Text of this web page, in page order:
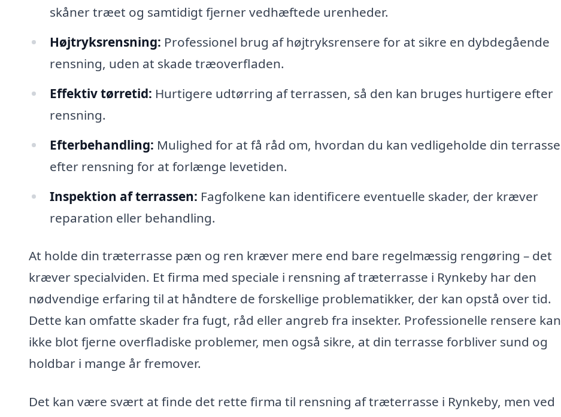
skåner træet og samtidigt fjerner vedhæftede urenheder.
Højtryksrensning: Professionel brug af højtryksrensere for at sikre en dybdegående
rensning, uden at skade træoverfladen.
Effektiv tørretid: Hurtigere udtørring af terrassen, så den kan bruges hurtigere efter
rensning.
Efterbehandling: Mulighed for at få råd om, hvordan du kan vedligeholde din terrasse
efter rensning for at forlænge levetiden.
Inspektion af terrassen: Fagfolkene kan identificere eventuelle skader, der kræver
reparation eller behandling.
At holde din træterrasse pæn og ren kræver mere end bare regelmæssig rengøring – det
kræver specialviden. Et firma med speciale i rensning af træterrasse i Rynkeby har den
nødvendige erfaring til at håndtere de forskellige problematikker, der kan opstå over tid.
Dette kan omfatte skader fra fugt, råd eller angreb fra insekter. Professionelle rensere kan
ikke blot fjerne overfladiske problemer, men også sikre, at din terrasse forbliver sund og
holdbar i mange år fremover.
Det kan være svært at finde det rette firma til rensning af træterrasse i Rynkeby, men ved